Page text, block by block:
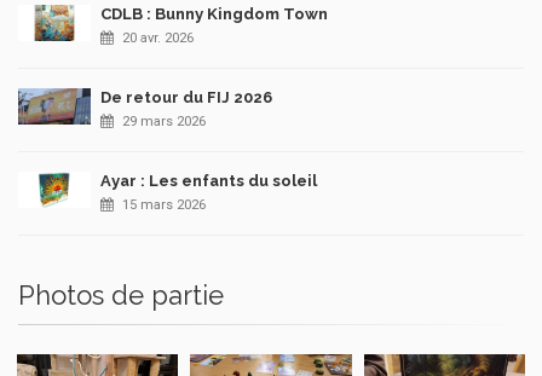
CDLB : Bunny Kingdom Town
20 avr. 2026
De retour du FIJ 2026
29 mars 2026
Ayar : Les enfants du soleil
15 mars 2026
Photos de partie